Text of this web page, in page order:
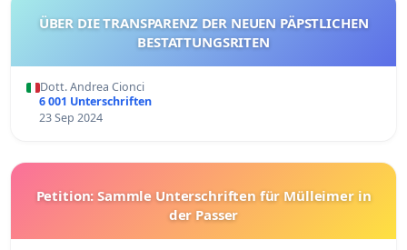
ÜBER DIE TRANSPARENZ DER NEUEN PÄPSTLICHEN
BESTATTUNGSRITEN
Dott. Andrea Cionci
6 001 Unterschriften
23 Sep 2024
Petition: Sammle Unterschriften für Mülleimer in
der Passer